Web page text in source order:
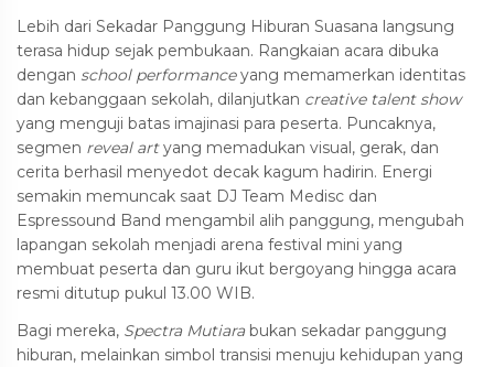
Lebih dari Sekadar Panggung Hiburan Suasana langsung
terasa hidup sejak pembukaan. Rangkaian acara dibuka
dengan school performanceyang memamerkan identitas
dan kebanggaan sekolah, dilanjutkan creative talent show
yang menguji batas imajinasi para peserta. Puncaknya,
segmen reveal artyang memadukan visual, gerak, dan
cerita berhasil menyedot decak kagum hadirin. Energi
semakin memuncak saat DJ Team Medisc dan
Espressound Band mengambil alih panggung, mengubah
lapangan sekolah menjadi arena festival mini yang
membuat peserta dan guru ikut bergoyang hingga acara
resmi ditutup pukul 13.00 WIB.
Bagi mereka, Spectra Mutiarabukan sekadar panggung
hiburan, melainkan simbol transisi menuju kehidupan yang